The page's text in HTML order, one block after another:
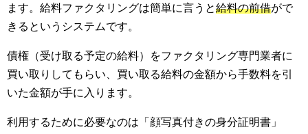
ます。給料ファクタリングは簡単に言うと給料の前借がで
きるというシステムです。
債権（受け取る予定の給料）をファクタリング専門業者に
買い取りしてもらい、買い取る給料の金額から手数料を引
いた金額が手に入ります。
利用するために必要なのは「顔写真付きの身分証明書」